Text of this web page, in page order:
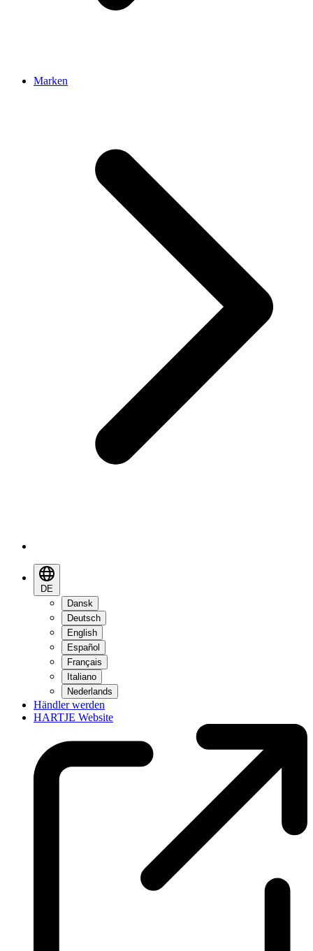
Marken
DE
Dansk
Deutsch
English
Español
Français
Italiano
Nederlands
Händler werden
HARTJE Website